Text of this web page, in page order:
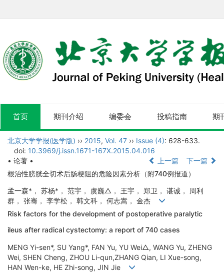
首页 期刊介绍 编委会 投稿指南 期
北京大学学报(医学版) ›› 2015, Vol. 47 ›› Issue (4): 628-633.
doi: 10.3969/j.issn.1671-167X.2015.04.016
• 论著 •
上一篇
下一篇
根治性膀胱全切术后肠梗阻的危险因素分析（附740例报道）
孟一森*， 苏杨*， 范宇， 虞巍△， 王宇， 郑卫， 谌诚， 周利
群， 张骞， 李学松， 韩文科， 何志嵩， 金杰
Risk factors for the development of postoperative paralytic
ileus after radical cystectomy: a report of 740 cases
MENG Yi-sen*, SU Yang*, FAN Yu, YU Wei△, WANG Yu, ZHENG
Wei, SHEN Cheng, ZHOU Li-qun,ZHANG Qian, LI Xue-song,
HAN Wen-ke, HE Zhi-song, JIN Jie